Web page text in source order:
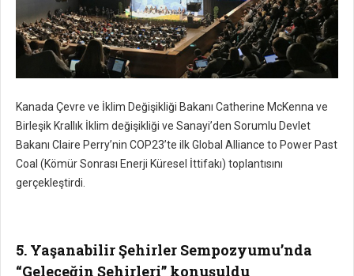
Kanada Çevre ve İklim Değişikliği Bakanı Catherine McKenna ve
Birleşik Krallık İklim değişikliği ve Sanayi’den Sorumlu Devlet
Bakanı Claire Perry’nin COP23’te ilk Global Alliance to Power Past
Coal (Kömür Sonrası Enerji Küresel İttifakı) toplantısını
gerçekleştirdi.
5. Yaşanabilir Şehirler Sempozyumu’nda
“Geleceğin Şehirleri” konuşuldu